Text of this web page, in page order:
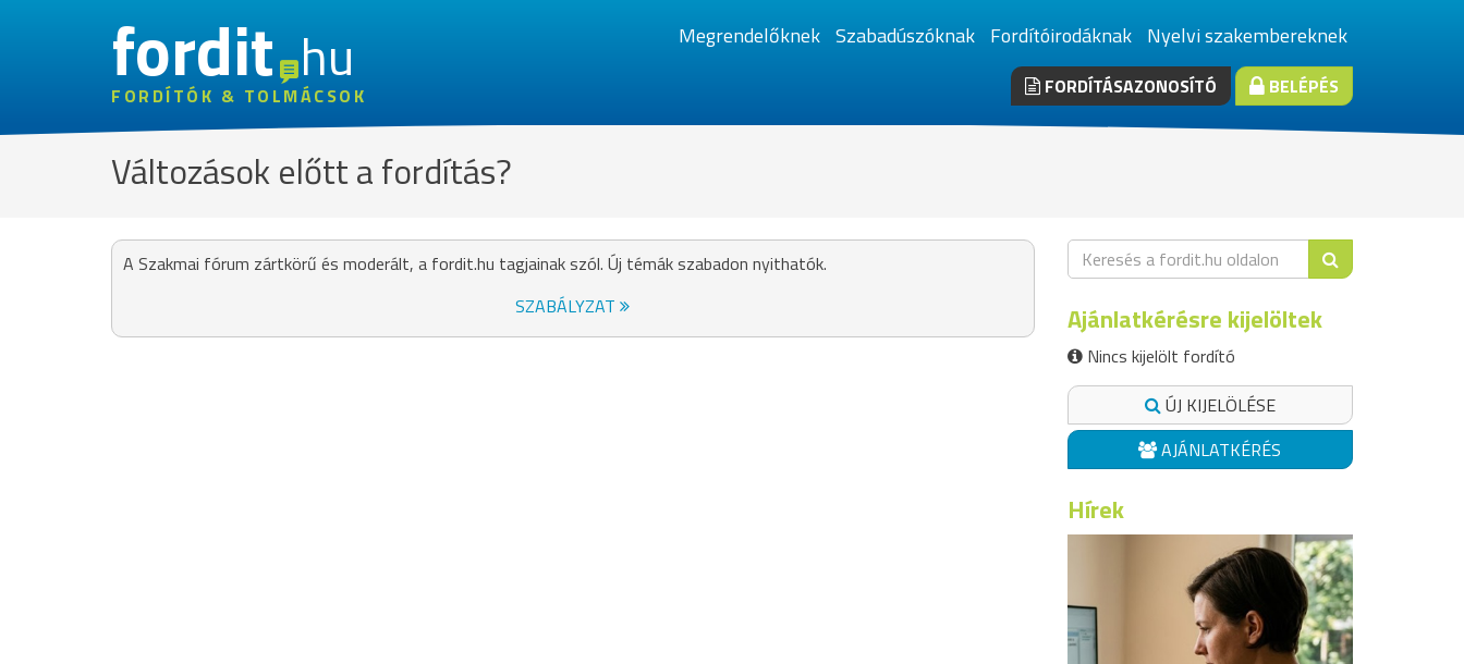
fordithu
FORDÍTÓK & TOLMÁCSOK
Megrendelőknek Szabadúszóknak Fordítóirodáknak Nyelvi szakembereknek
FORDÍTÁSAZONOSÍTÓ BELÉPÉS
Változások előtt a fordítás?
A Szakmai fórum zártkörű és moderált, a fordit.hu tagjainak szól. Új témák szabadon nyithatók.
SZABÁLYZAT
Ajánlatkérésre kijelöltek
Nincs kijelölt fordító
ÚJ KIJELÖLÉSE
AJÁNLATKÉRÉS
Hírek